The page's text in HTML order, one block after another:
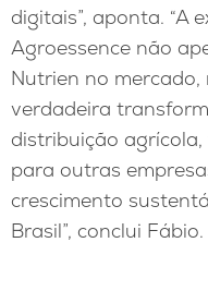
digitais”, aponta. “A
Agroessence não
Nutrien no
verdadeira
distribuição
para outras
crescimento
Brasil”, conclui Fábio.